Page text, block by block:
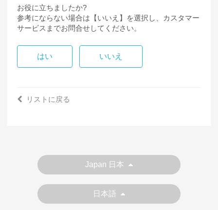
お役に立ちましたか?
参考にならない場合は【いいえ】を選択し、カスタマー
サービスまでお問合せしてください。
はい いいえ
リストに戻る
Japan 日本
日本語